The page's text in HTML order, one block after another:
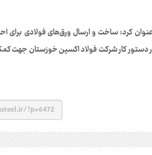
کرد: ساخت و ارسال ورق‌های فولادی برای
دستور کار شرکت فولاد اکسین خوزستان جهت